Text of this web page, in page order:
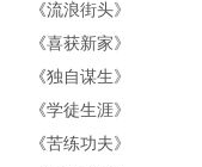
《流浪街头》
《喜获新家》
《独自谋生》
《学徒生涯》
《苦练功夫》